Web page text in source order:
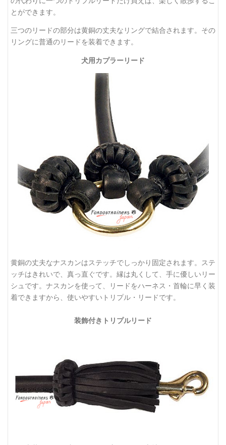
とができます。
三つのリードの部分は黄銅の丈夫なリングで結合されます。その
リングに普通のリードを装着できます。
犬用カプラーリード
黄銅の丈夫なナスカンはステッチでしっかり固定されます。ステ
ッチはきれいで、真っ直ぐです。縁は丸くして、手に優しいリー
シュです。ナスカンを使って、リードをハーネス・首輪に早く装
着できますから、使いやすいトリプル・リードです。
装飾付きトリプルリード